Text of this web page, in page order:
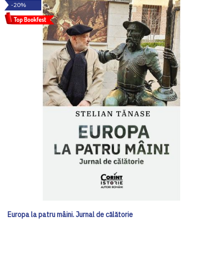
-20%
Europa la patru mâini. Jurnal de călătorie